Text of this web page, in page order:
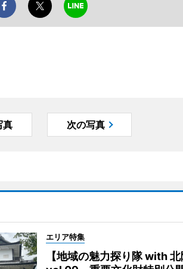
真 次の写真
エリア特集
【地域の魅力探り隊 with 北